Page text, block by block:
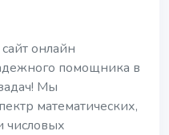
онлайн
помощника в
Мы
математических,
числовых